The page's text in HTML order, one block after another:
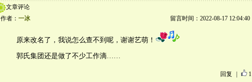
文章评论
作者： 一冰 留言时间：2022-08-17 12:04:40
原来改名了，我说怎么查不到呢，谢谢艺萌！
郭氏集团还是做了不少工作滴……
回复 1